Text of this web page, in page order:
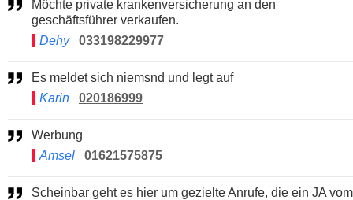
Möchte private krankenversicherung an den
geschäftsführer verkaufen.
Dehy
033198229977
Es meldet sich niemsnd und legt auf
Karin
020186999
Werbung
Amsel
01621575875
Scheinbar geht es hier um gezielte Anrufe, die ein JA vom